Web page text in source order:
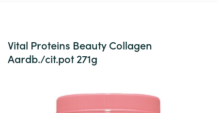
Vital Proteins Beauty Collagen
Aardb./cit.pot 271g